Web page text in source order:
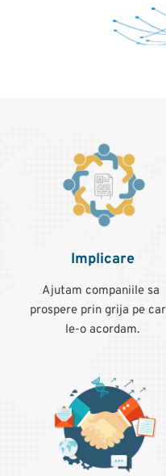
Implicare
Ajutam companiile sa
prospere prin grija pe
le-o acordam.